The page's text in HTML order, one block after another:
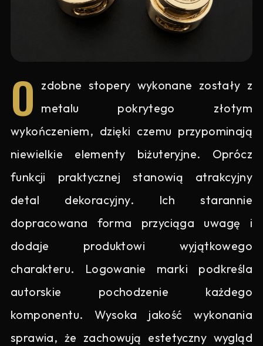
O zdobne stopery wykonane zostały z
metalu pokrytego złotym
wykończeniem, dzięki czemu przypominają
niewielkie elementy biżuteryjne. Oprócz
funkcji praktycznej stanowią atrakcyjny
detal dekoracyjny. Ich starannie
dopracowana forma przyciąga uwagę i
dodaje produktowi wyjątkowego
charakteru. Logowanie marki podkreśla
autorskie pochodzenie każdego
komponentu. Wysoka jakość wykonania
sprawia, że zachowują estetyczny wygląd